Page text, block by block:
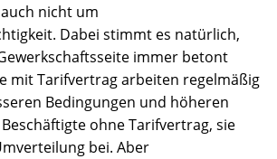
nicht um
Dabei stimmt es natürlich,
immer betont
mit Tarifvertrag arbeiten regelmäßig
Bedingungen und höheren
ohne Tarifvertrag, sie
bei. Aber